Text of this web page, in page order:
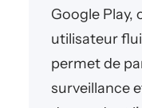
Google Play,
utilisateur
permet de
surveillance